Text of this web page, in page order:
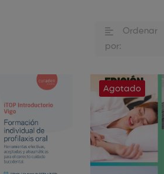
Ordenar
por:
Agotado